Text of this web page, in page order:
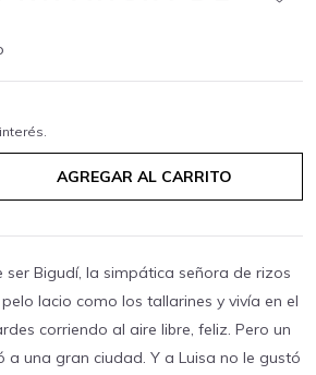
AGREGAR AL CARRITO
ser Bigudí, la simpática señora de rizos
lacio como los tallarines y vivía en el
corriendo al aire libre, feliz. Pero un
a una gran ciudad. Y a Luisa no le gustó